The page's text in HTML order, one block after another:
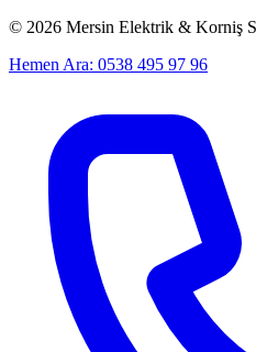
© 2026 Mersin Elektrik & Korniş
Hemen Ara: 0538 495 97 96